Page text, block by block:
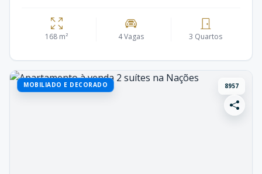
168 m² 4 Vagas 3 Quartos
MOBILIADO E DECORADO 8957